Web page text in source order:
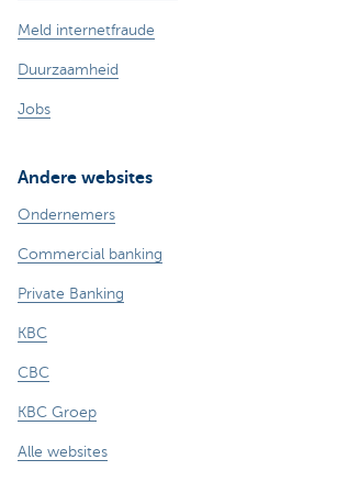
Meld internetfraude
Duurzaamheid
Jobs
Andere websites
Ondernemers
Commercial banking
Private Banking
KBC
CBC
KBC Groep
Alle websites